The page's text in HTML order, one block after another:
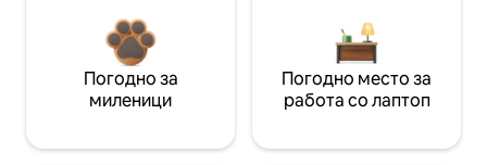
Погодно за
миленици
Погодно место за
работа со лаптоп